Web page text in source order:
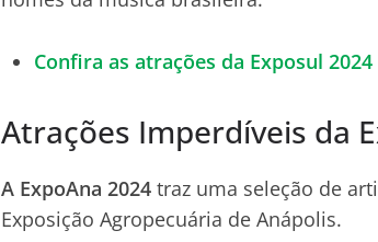
Confira as atrações da Exposul 2024
Atrações Imperdíveis da
A ExpoAna 2024 traz uma seleção de
Exposição Agropecuária de Anápolis.